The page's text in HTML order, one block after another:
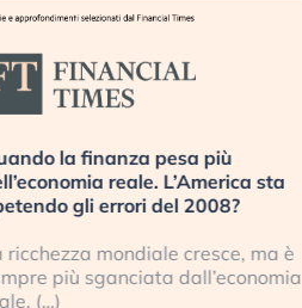
la finanza pesa più
reale. L’America sta
gli errori del 2008?
ricchezza mondiale cresce, ma è
più sganciata dall’economia
(…)